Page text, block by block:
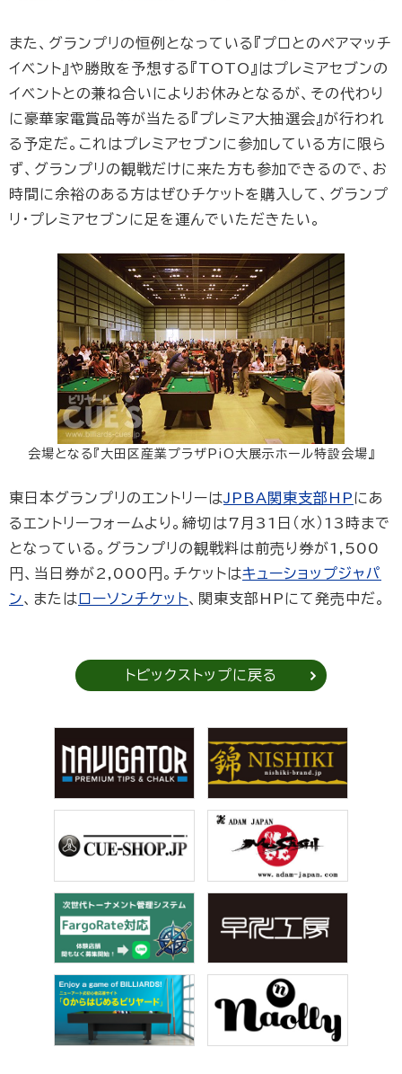
また、グランプリの恒例となっている『プロとのペアマッチ
イベント』や勝敗を予想する『TOTO』はプレミアセブンの
イベントとの兼ね合いによりお休みとなるが、その代わり
に豪華家電賞品等が当たる『プレミア大抽選会』が行われ
る予定だ。これはプレミアセブンに参加している方に限ら
ず、グランプリの観戦だけに来た方も参加できるので、お
時間に余裕のある方はぜひチケットを購入して、グランプ
リ・プレミアセブンに足を運んでいただきたい。
会場となる『大田区産業プラザPiO大展示ホール特設会場』
東日本グランプリのエントリーはJPBA関東支部HPにあ
るエントリーフォームより。締切は7月31日（水）13時まで
となっている。グランプリの観戦料は前売り券が1,500
円、当日券が2,000円。チケットはキューショップジャパ
ン、または ローソンチケット、関東支部HPにて発売中だ。
トピックストップに戻る